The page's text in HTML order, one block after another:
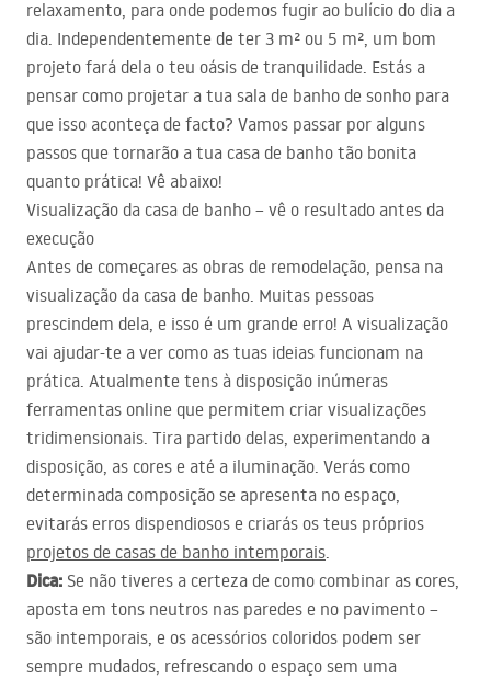
relaxamento, para onde podemos fugir ao bulício do dia a
dia. Independentemente de ter 3 m² ou 5 m², um bom
projeto fará dela o teu oásis de tranquilidade. Estás a
pensar como projetar a tua sala de banho de sonho para
que isso aconteça de facto? Vamos passar por alguns
passos que tornarão a tua casa de banho tão bonita
quanto prática! Vê abaixo!
Visualização da casa de banho – vê o resultado antes da
execução
Antes de começares as obras de remodelação, pensa na
visualização da casa de banho. Muitas pessoas
prescindem dela, e isso é um grande erro! A visualização
vai ajudar-te a ver como as tuas ideias funcionam na
prática. Atualmente tens à disposição inúmeras
ferramentas online que permitem criar visualizações
tridimensionais. Tira partido delas, experimentando a
disposição, as cores e até a iluminação. Verás como
determinada composição se apresenta no espaço,
evitarás erros dispendiosos e criarás os teus próprios
projetos de casas de banho intemporais.
Dica: Se não tiveres a certeza de como combinar as cores,
aposta em tons neutros nas paredes e no pavimento –
são intemporais, e os acessórios coloridos podem ser
sempre mudados, refrescando o espaço sem uma